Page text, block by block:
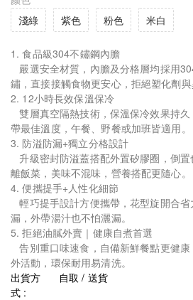
淺綠
紫色 粉色 米白
1. 食品級304不鏽鋼內膽
嚴選安全材質，內膽及分格層均採用
鏽，直接接觸食物更安心，拒絕塑化劑
2. 12小時長效保溫保冷
雙層真空隔熱技術，保溫保冷效果持
帶最佳溫度，午餐、野餐或加班皆適用。
3. 防溢防漏+獨立分格設計
升級密封防溢蓋搭配外置矽膠圈，倒
離飯菜，美味不混味，營養搭配更隨心。
4. 便攜提手+人性化細節
輕巧提手設計方便攜帶，花型旋開合
漏，外帶湯汁也不怕灑漏。
5. 拒絕油膩外賣｜健康自煮首選
告別重口味速食，自備新鮮餐點更健
外活動，環保耐用易清洗。
出貨方
式 :
自取 / 送貨